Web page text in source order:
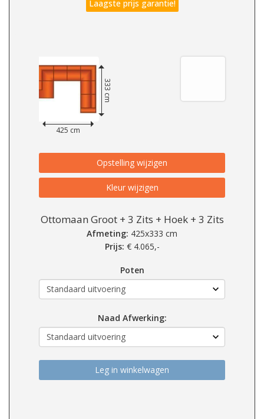
Laagste prijs garantie!
425 cm
333 cm
Opstelling wijzigen
Kleur wijzigen
Ottomaan Groot + 3 Zits + Hoek + 3 Zits
Afmeting: 425x333 cm
Prijs: € 4.065,-
Poten
Naad Afwerking:
Leg in winkelwagen